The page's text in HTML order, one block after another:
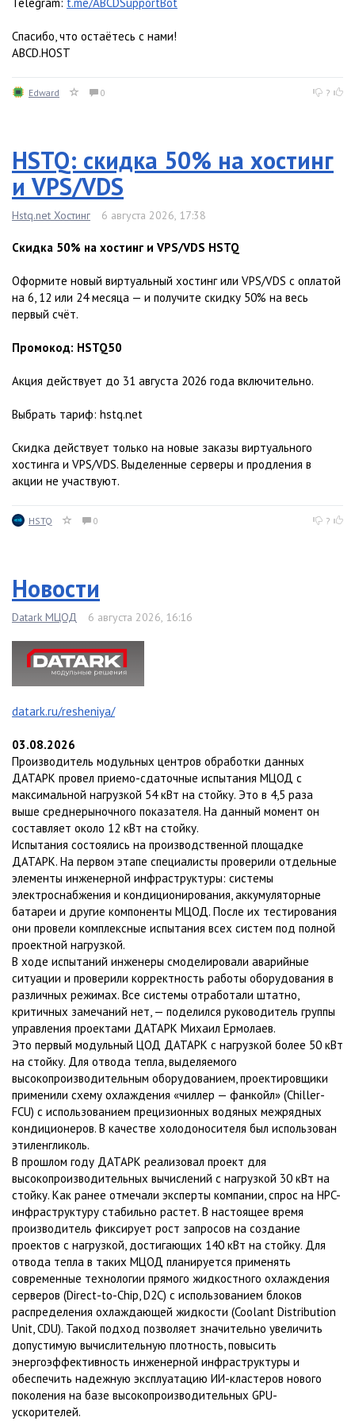
Telegram: t.me/ABCDSupportBot
Спасибо, что остаётесь с нами!
ABCD.HOST
Edward 0 ?
HSTQ: скидка 50% на хостинг
и VPS/VDS
Hstq.net Хостинг 6 августа 2026, 17:38
Скидка 50% на хостинг и VPS/VDS HSTQ
Оформите новый виртуальный хостинг или VPS/VDS с оплатой
на 6, 12 или 24 месяца — и получите скидку 50% на весь
первый счёт.
Промокод: HSTQ50
Акция действует до 31 августа 2026 года включительно.
Выбрать тариф: hstq.net
Скидка действует только на новые заказы виртуального
хостинга и VPS/VDS. Выделенные серверы и продления в
акции не участвуют.
HSTQ 0 ?
Новости
Datark МЦОД 6 августа 2026, 16:16
datark.ru/resheniya/
03.08.2026
Производитель модульных центров обработки данных
ДАТАРК провел приемо-сдаточные испытания МЦОД с
максимальной нагрузкой 54 кВт на стойку. Это в 4,5 раза
выше среднерыночного показателя. На данный момент он
составляет около 12 кВт на стойку.
Испытания состоялись на производственной площадке
ДАТАРК. На первом этапе специалисты проверили отдельные
элементы инженерной инфраструктуры: системы
электроснабжения и кондиционирования, аккумуляторные
батареи и другие компоненты МЦОД. После их тестирования
они провели комплексные испытания всех систем под полной
проектной нагрузкой.
В ходе испытаний инженеры смоделировали аварийные
ситуации и проверили корректность работы оборудования в
различных режимах. Все системы отработали штатно,
критичных замечаний нет, — поделился руководитель группы
управления проектами ДАТАРК Михаил Ермолаев.
Это первый модульный ЦОД ДАТАРК с нагрузкой более 50 кВт
на стойку. Для отвода тепла, выделяемого
высокопроизводительным оборудованием, проектировщики
применили схему охлаждения «чиллер — фанкойл» (Chiller-
FCU) с использованием прецизионных водяных межрядных
кондиционеров. В качестве холодоносителя был использован
этиленгликоль.
В прошлом году ДАТАРК реализовал проект для
высокопроизводительных вычислений с нагрузкой 30 кВт на
стойку. Как ранее отмечали эксперты компании, спрос на HPC-
инфраструктуру стабильно растет. В настоящее время
производитель фиксирует рост запросов на создание
проектов с нагрузкой, достигающих 140 кВт на стойку. Для
отвода тепла в таких МЦОД планируется применять
современные технологии прямого жидкостного охлаждения
серверов (Direct-to-Chip, D2C) с использованием блоков
распределения охлаждающей жидкости (Coolant Distribution
Unit, CDU). Такой подход позволяет значительно увеличить
допустимую вычислительную плотность, повысить
энергоэффективность инженерной инфраструктуры и
обеспечить надежную эксплуатацию ИИ-кластеров нового
поколения на базе высокопроизводительных GPU-
ускорителей.